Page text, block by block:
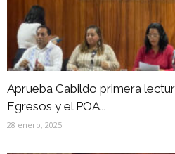
Aprueba Cabildo primera
Egresos y el POA...
28 enero, 2025